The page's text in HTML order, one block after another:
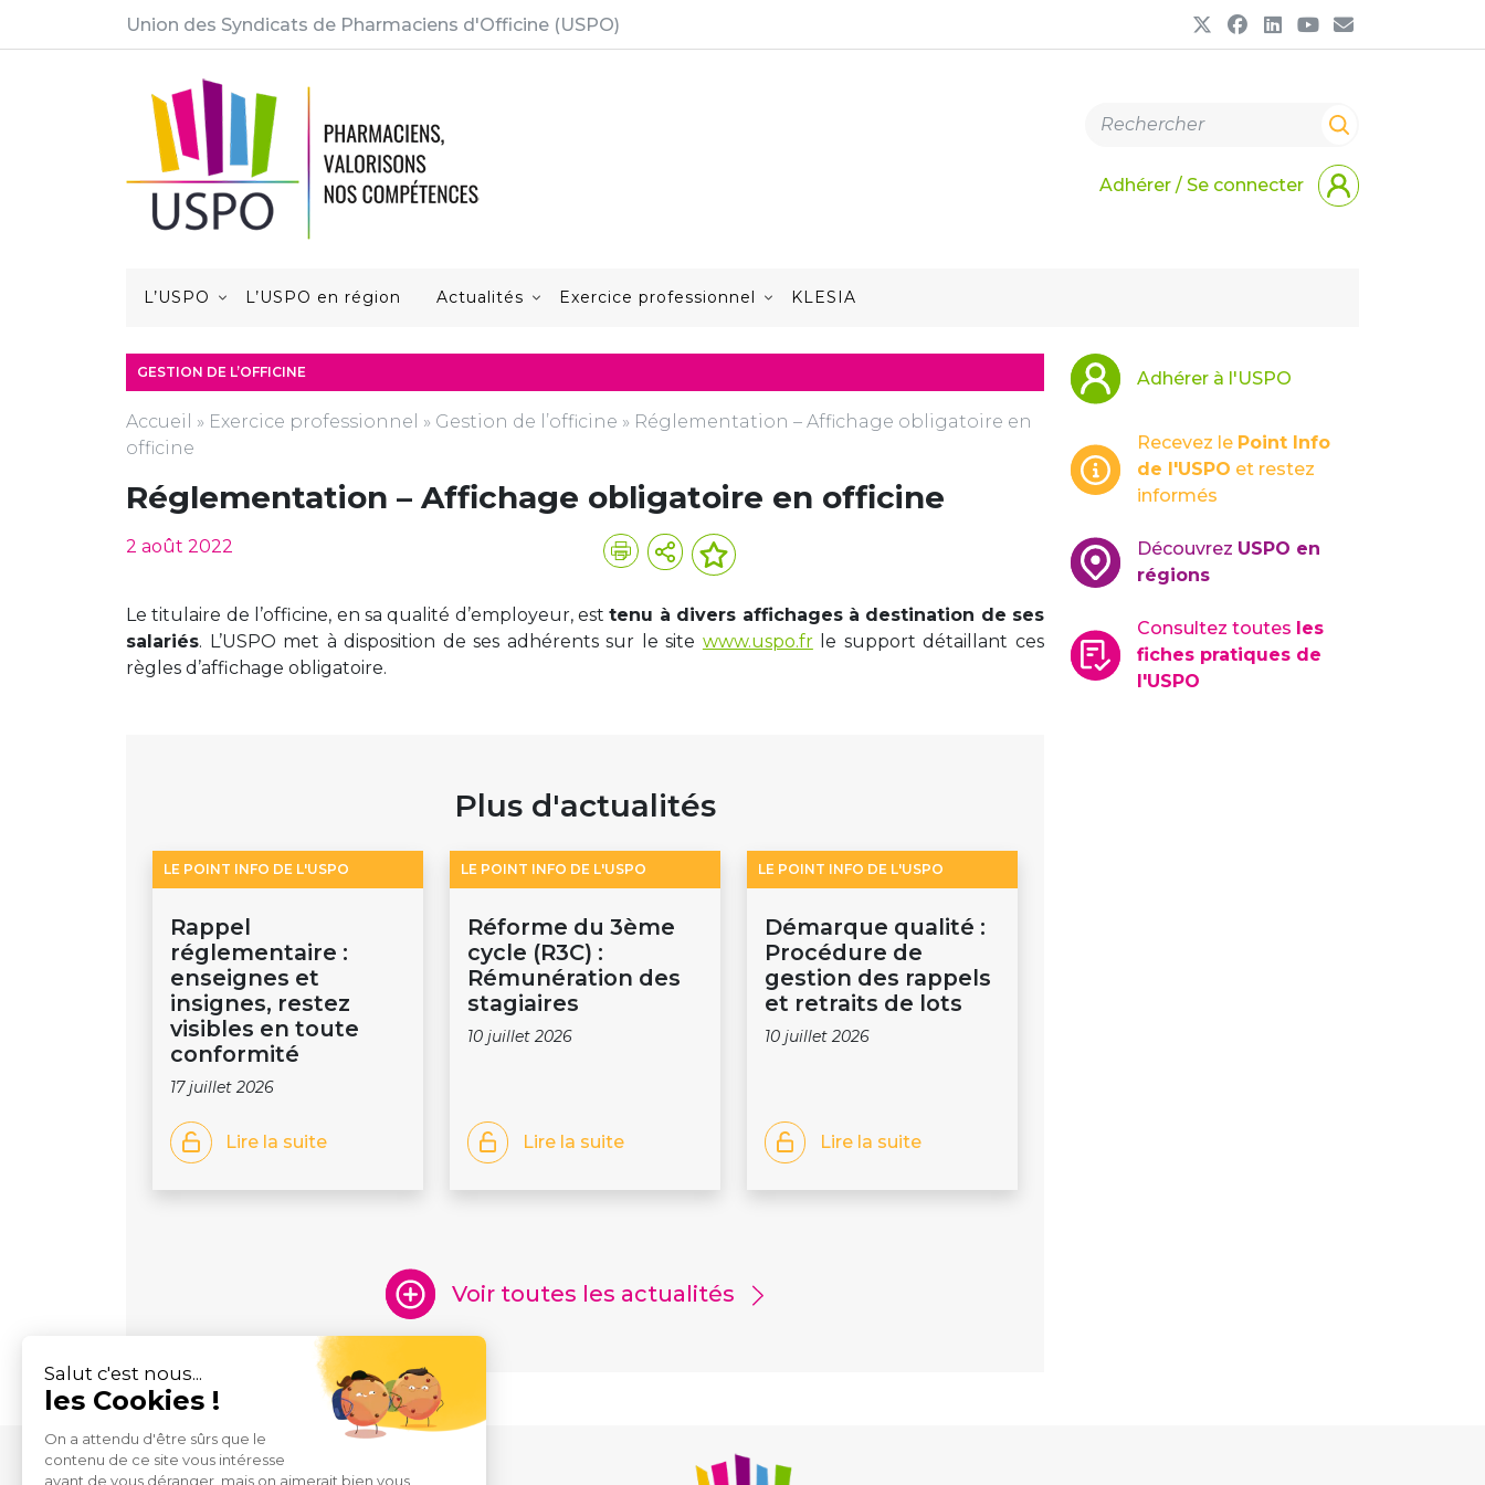
Union des Syndicats de Pharmaciens d'Officine (USPO)
Adhérer / Se connecter
L’USPO L’USPO en région Actualités Exercice professionnel KLESIA
GESTION DE L’OFFICINE
Accueil » Exercice professionnel » Gestion de l’officine » Réglementation – Affichage obligatoire en
officine
Réglementation – Affichage obligatoire en officine
2 août 2022
Le titulaire de l’officine, en sa qualité d’employeur, esttenu à divers affichages à destination de ses
salariés. L’USPO met à disposition de ses adhérents sur le site www.uspo.frle support détaillant ces
règles d’affichage obligatoire.
Plus d'actualités
LE POINT INFO DE L'USPO
Rappel
réglementaire :
enseignes et
insignes, restez
visibles en toute
conformité
17 juillet 2026
Lire la suite
LE POINT INFO DE L'USPO
Réforme du 3ème
cycle (R3C) :
Rémunération des
stagiaires
10 juillet 2026
Lire la suite
LE POINT INFO DE L'USPO
Démarque qualité :
Procédure de
gestion des rappels
et retraits de lots
10 juillet 2026
Lire la suite
Voir toutes les actualités
Adhérer à l'USPO
Recevez le Point Info
de l'USPO et restez
informés
Découvrez USPO en
régions
Consultez toutes les
fiches pratiques de
l'USPO